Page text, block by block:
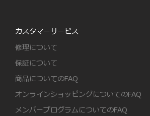
カスタマーサービス
修理について
保証について
商品についてのFAQ
オンラインショッピングについてのFAQ
メンバープログラムについてのFAQ